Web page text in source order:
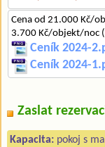
Cena od 21.000 Kč/
3.700 Kč/objekt/noc
Ceník 2024-
Ceník 2024-
Zaslat
Kapacita: pokoj s